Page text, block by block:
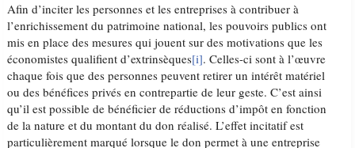
Afin d’inciter les personnes et les entreprises à contribuer à
l’enrichissement du patrimoine national, les pouvoirs publics ont
mis en place des mesures qui jouent sur des motivations que les
économistes qualifient d’extrinsèques[i]. Celles-ci sont à l’œuvre
chaque fois que des personnes peuvent retirer un intérêt matériel
ou des bénéfices privés en contrepartie de leur geste. C’est ainsi
qu’il est possible de bénéficier de réductions d’impôt en fonction
de la nature et du montant du don réalisé. L’effet incitatif est
particulièrement marqué lorsque le don permet à une entreprise